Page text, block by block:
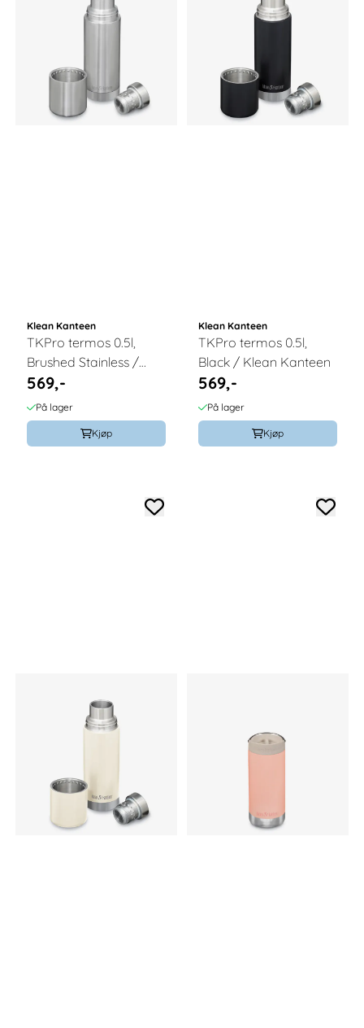
Klean Kanteen
TKPro termos 0.5l,
Brushed Stainless /
Klean Kanteen
569,-
På lager
Kjøp
Klean Kanteen
TKPro termos 0.5l,
Black / Klean Kanteen
569,-
På lager
Kjøp